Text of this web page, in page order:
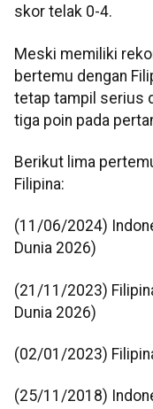
skor telak 0-4.
Meski memiliki
bertemu dengan
tetap tampil serius
tiga poin pada
Berikut lima
Filipina:
(11/06/2024)
Dunia 2026)
(21/11/2023)
Dunia 2026)
(02/01/2023)
(25/11/2018)